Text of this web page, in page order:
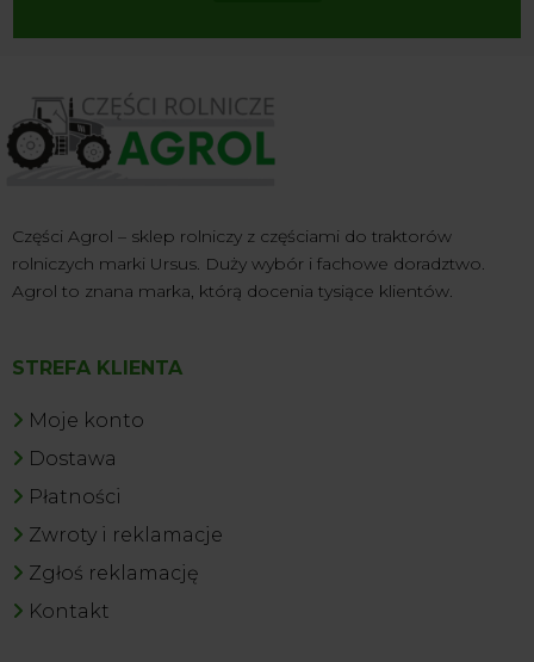
Części Agrol – sklep rolniczy z częściami do traktorów
rolniczych marki Ursus. Duży wybór i fachowe doradztwo.
Agrol to znana marka, którą docenia tysiące klientów.
STREFA KLIENTA
Moje konto
Dostawa
Płatności
Zwroty i reklamacje
Zgłoś reklamację
Kontakt